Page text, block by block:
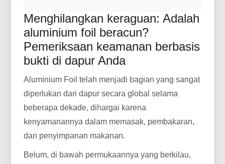
Menghilangkan keraguan: Adalah
aluminium foil beracun?
Pemeriksaan keamanan berbasis
bukti di dapur Anda
Aluminium Foil telah menjadi bagian yang sangat
diperlukan dari dapur secara global selama
beberapa dekade, dihargai karena
kenyamanannya dalam memasak, pembakaran,
dan penyimpanan makanan.
Belum, di bawah permukaannya yang berkilau,